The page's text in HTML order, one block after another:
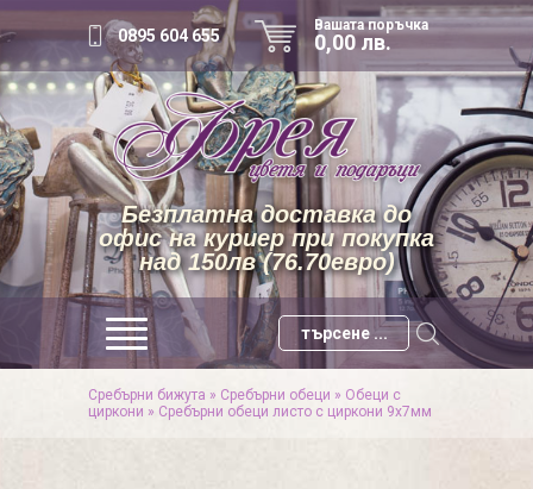
0895 604 655
Вашата поръчка
0,00 лв.
Безплатна доставка до
офис на куриер при покупка
над 150лв (76.70евро)
Сребърни бижута » Сребърни обеци » Обеци с
циркони » Сребърни обеци листо с циркони 9х7мм